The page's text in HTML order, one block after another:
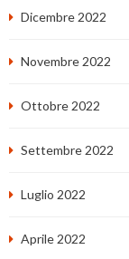
Dicembre 2022
Novembre 2022
Ottobre 2022
Settembre 2022
Luglio 2022
Aprile 2022